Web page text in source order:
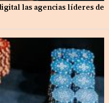
las agencias líderes de